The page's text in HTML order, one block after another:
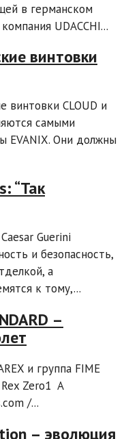
в германском
UDACCHI...
винтовки
винтовки CLOUD и
самыми
EVANIX. Они должны
“Так
Guerini
и безопасность,
а
к тому,...
–
и группа FIME
Zero1 A
/...
– эволюция